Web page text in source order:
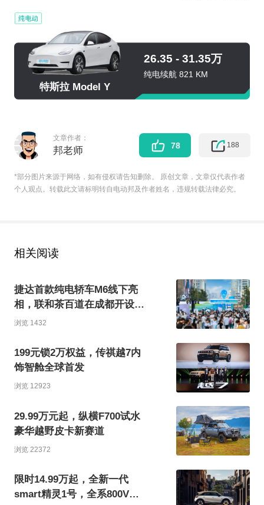
特斯拉 Model Y
26.35 - 31.35万
纯电续航 821 KM
文章作者：
邦老师 78 188
*部分图片来源于网络，如有侵权请告知删除。 原创文章，文章仅代表作者
个人观点。转载此文请标明转自电动邦及作者姓名，违规转载法律必究。
相关阅读
捷达首款纯电轿车M6线下亮
相，联和茶百道在成都开设限
时快闪店
浏览 1432
199元锁2万权益，传祺越7内
饰智舱全球首发
浏览 12923
29.99万元起，纵横F700试水
豪华越野皮卡新赛道
浏览 22372
限时14.99万起，全新一代
smart精灵1号，全系800V超